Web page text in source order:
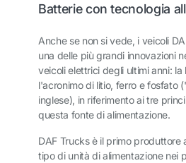
Batterie con tecnologia
Anche se non si vede, i veicoli
una delle più grandi innovazioni
veicoli elettrici degli ultimi anni: la
l'acronimo di litio, ferro e fosfato
inglese), in riferimento ai tre
questa fonte di alimentazione.
DAF Trucks è il primo produttore
tipo di unità di alimentazione nei